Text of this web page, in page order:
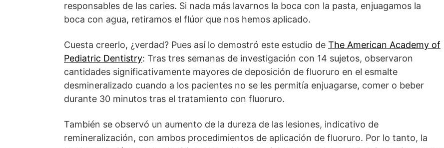
responsables de las caries. Si nada más lavarnos la boca con la pasta, enjuagamos la
boca con agua, retiramos el flúor que nos hemos aplicado.
Cuesta creerlo, ¿verdad? Pues así lo demostró este estudio de The American Academy of
Pediatric Dentistry: Tras tres semanas de investigación con 14 sujetos, observaron
cantidades significativamente mayores de deposición de fluoruro en el esmalte
desmineralizado cuando a los pacientes no se les permitía enjuagarse, comer o beber
durante 30 minutos tras el tratamiento con fluoruro.
También se observó un aumento de la dureza de las lesiones, indicativo de
remineralización, con ambos procedimientos de aplicación de fluoruro. Por lo tanto, la